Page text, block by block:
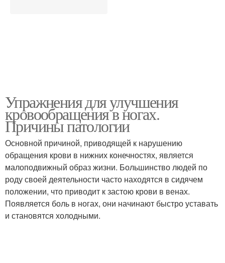
Упражнения для улучшения
кровообращения в ногах.
Причины патологии
Основной причиной, приводящей к нарушению
обращения крови в нижних конечностях, является
малоподвижный образ жизни. Большинство людей по
роду своей деятельности часто находятся в сидячем
положении, что приводит к застою крови в венах.
Появляется боль в ногах, они начинают быстро уставать
и становятся холодными.